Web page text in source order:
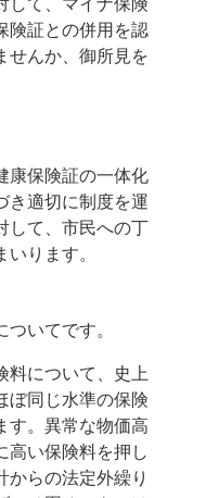
して、マイナ保険
険証との併用を認
せんか、御所見を
康保険証の一体化
き適切に制度を運
して、市民への丁
ります。
いてです。
料について、史上
ぼ同じ水準の保険
す。異常な物価高
高い保険料を押し
からの法定外繰り